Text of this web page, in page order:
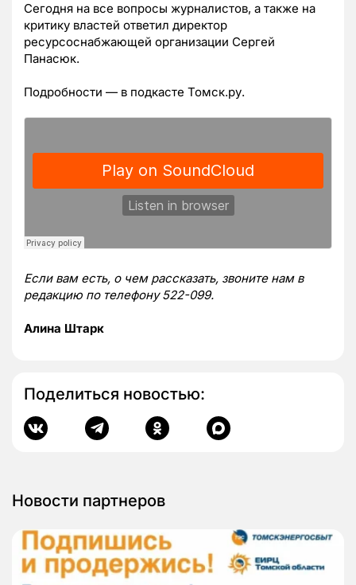
Сегодня на все вопросы журналистов, а также на
критику властей ответил директор
ресурсоснабжающей организации Сергей
Панасюк.
Подробности — в подкасте Томск.ру.
Если вам есть, о чем рассказать, звоните нам в
редакцию по телефону 522-099.
Алина Штарк
Поделиться новостью:
Новости партнеров